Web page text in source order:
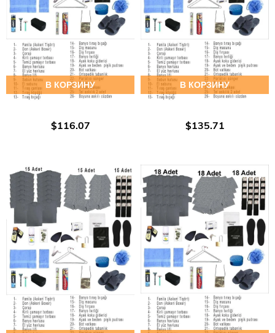
В КОРЗИНУ
$116.07
В КОРЗИНУ
$135.71